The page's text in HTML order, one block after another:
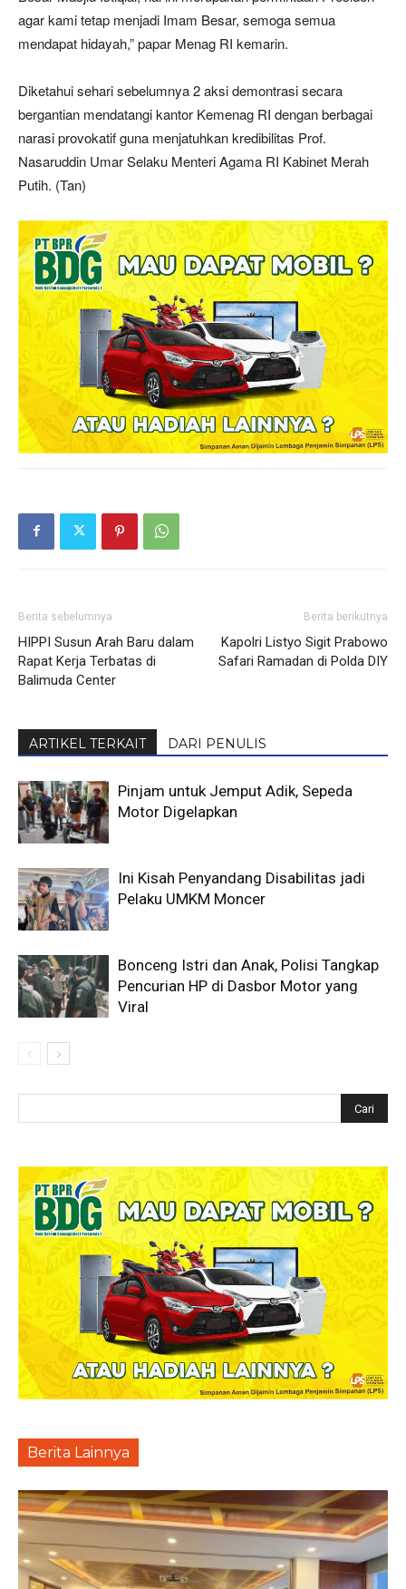
agar kami tetap menjadi Imam Besar, semoga semua
mendapat hidayah,” papar Menag RI kemarin.
Diketahui sehari sebelumnya 2 aksi demontrasi secara
bergantian mendatangi kantor Kemenag RI dengan berbagai
narasi provokatif guna menjatuhkan kredibilitas Prof.
Nasaruddin Umar Selaku Menteri Agama RI Kabinet Merah
Putih. (Tan)
Berita sebelumnya
HIPPI Susun Arah Baru dalam
Rapat Kerja Terbatas di
Balimuda Center
Berita berikutnya
Kapolri Listyo Sigit Prabowo
Safari Ramadan di Polda DIY
ARTIKEL TERKAIT DARI PENULIS
Pinjam untuk Jemput Adik, Sepeda
Motor Digelapkan
Ini Kisah Penyandang Disabilitas jadi
Pelaku UMKM Moncer
Bonceng Istri dan Anak, Polisi Tangkap
Pencurian HP di Dasbor Motor yang
Viral
Berita Lainnya